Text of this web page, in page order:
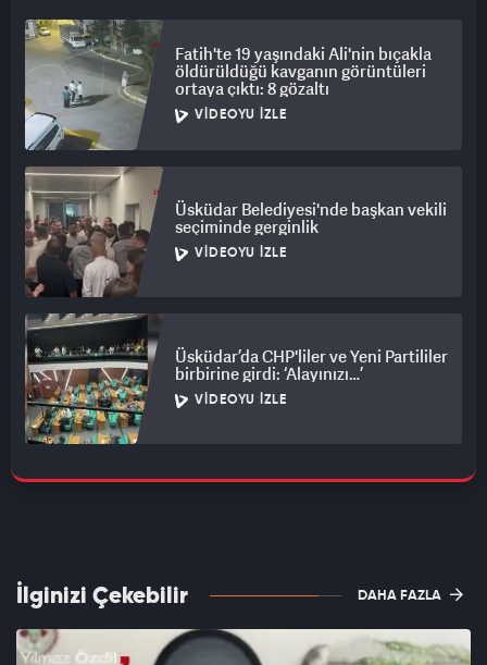
Fatih'te 19 yaşındaki Ali'nin bıçakla
öldürüldüğü kavganın görüntüleri
ortaya çıktı: 8 gözaltı
VIDEOYU İZLE
Üsküdar Belediyesi'nde başkan vekili
seçiminde gerginlik
VIDEOYU İZLE
Üsküdar’da CHP'liler ve Yeni Partililer
birbirine girdi: ‘Alayınızı…’
VIDEOYU İZLE
İlginizi Çekebilir DAHA FAZLA